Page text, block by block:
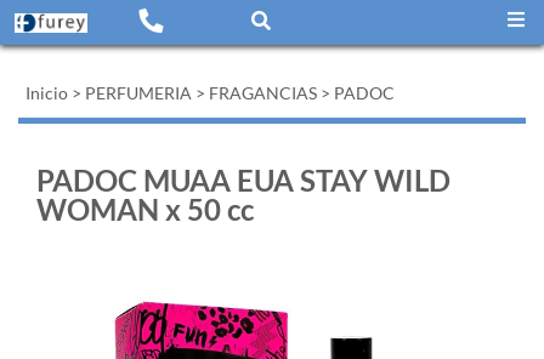
Inicio > PERFUMERIA > FRAGANCIAS > PADOC
PADOC MUAA EUA STAY WILD
WOMAN x 50 cc